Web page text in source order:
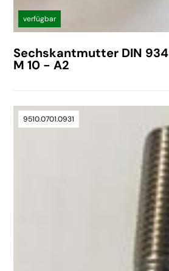
verfügbar
Sechskantmutter DIN 934
M 10 - A2
9510.0701.0931